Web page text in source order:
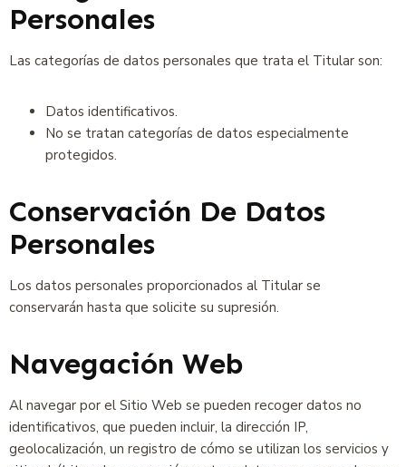
Personales
Las categorías de datos personales que trata el Titular son:
Datos identificativos.
No se tratan categorías de datos especialmente
protegidos.
Conservación De Datos
Personales
Los datos personales proporcionados al Titular se
conservarán hasta que solicite su supresión.
Navegación Web
Al navegar por el Sitio Web se pueden recoger datos no
identificativos, que pueden incluir, la dirección IP,
geolocalización, un registro de cómo se utilizan los servicios y